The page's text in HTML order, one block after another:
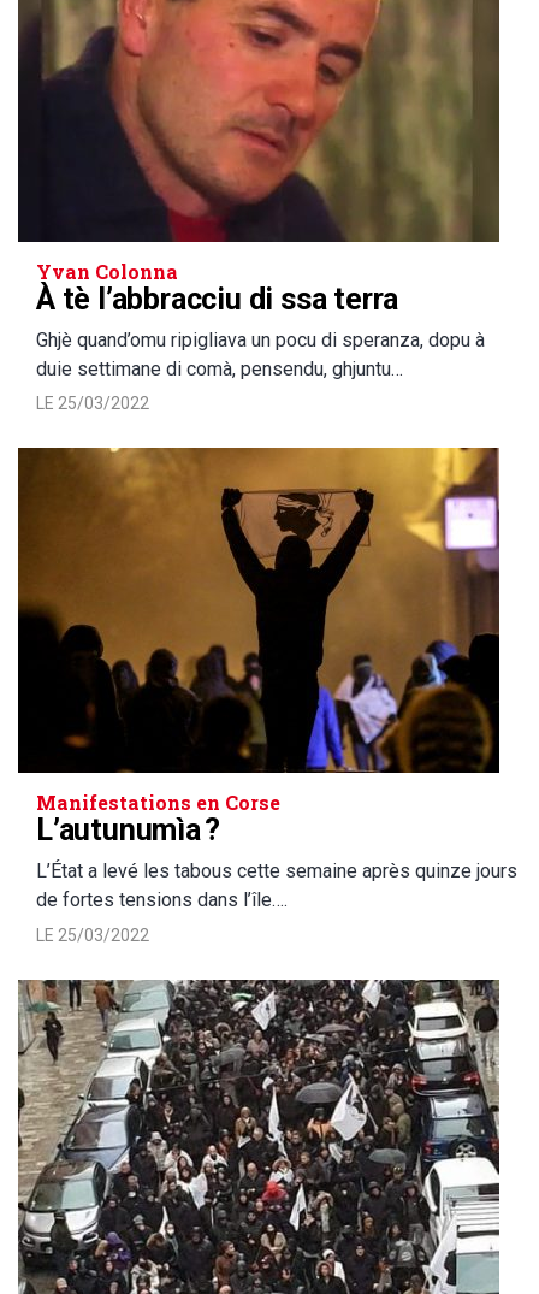
Yvan Colonna
À tè l’abbracciu di ssa terra
Ghjè quand’omu ripigliava un pocu di speranza, dopu à
duie settimane di comà, pensendu, ghjuntu…
LE 25/03/2022
Manifestations en Corse
L’autunumìa ?
L’État a levé les tabous cette semaine après quinze jours
de fortes tensions dans l’île….
LE 25/03/2022